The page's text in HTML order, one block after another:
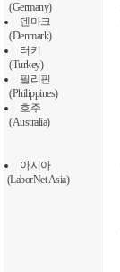
(Germany)
덴마크
(Denmark)
터키
(Turkey)
필리핀
(Philippines)
호주
(Australia)
아시아
(LaborNet Asia)